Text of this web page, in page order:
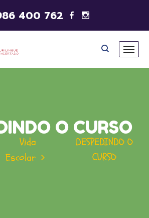
400 762
O CURSO
Vida
Escolar
DESPEDINDO O
CURSO